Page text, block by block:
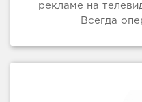
рекламе на
Всегда